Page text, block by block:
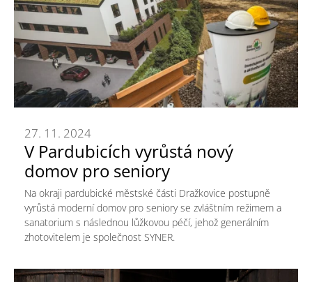
V Pardubicích vyrůstá nový
domov pro seniory
27. 11. 2024
Na okraji pardubické městské části Dražkovice postupně
vyrůstá moderní domov pro seniory se zvláštním režimem a
sanatorium s následnou lůžkovou péčí, jehož generálním
zhotovitelem je společnost SYNER.